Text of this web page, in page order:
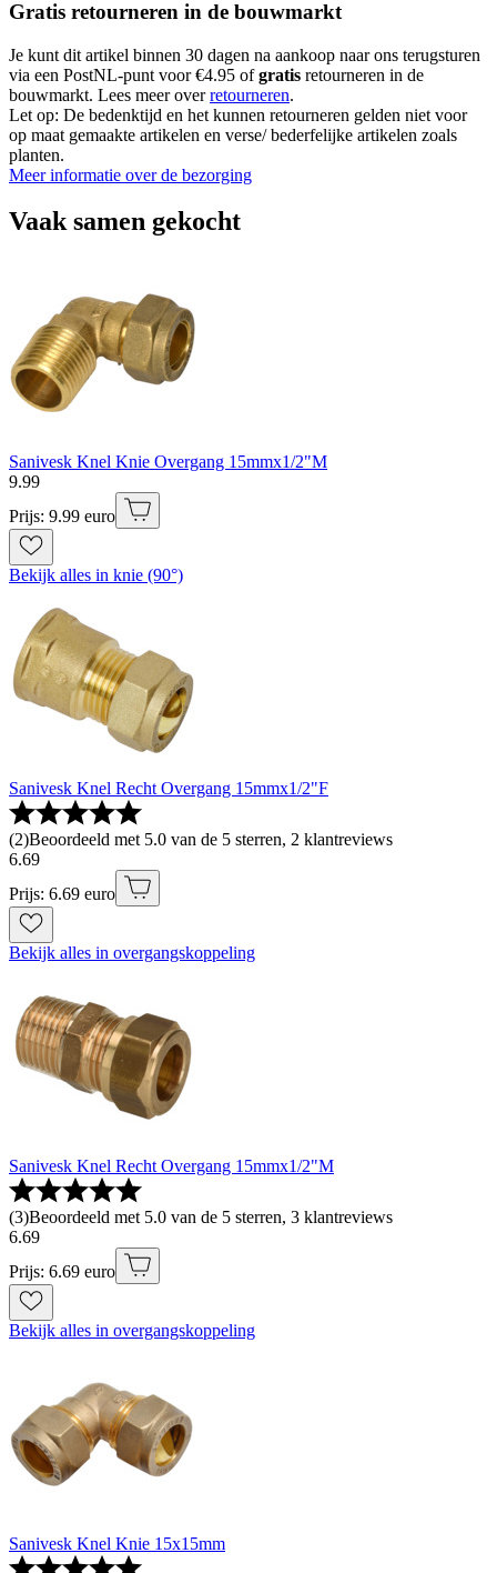
Gratis retourneren in de bouwmarkt
Je kunt dit artikel binnen 30 dagen na aankoop naar ons terugsturen
via een PostNL-punt voor €4.95 ofgratis retourneren in de
bouwmarkt. Lees meer overretourneren.
Let op: De bedenktijd en het kunnen retourneren gelden niet voor
op maat gemaakte artikelen en verse/ bederfelijke artikelen zoals
planten.
Meer informatie over de bezorging
Vaak samen gekocht
Sanivesk Knel Knie Overgang 15mmx1/2"M
9.99
Prijs: 9.99 euro
Bekijk alles in knie (90°)
Sanivesk Knel Recht Overgang 15mmx1/2"F
(2)Beoordeeld met 5.0 van de 5 sterren, 2 klantreviews
6.69
Prijs: 6.69 euro
Bekijk alles in overgangskoppeling
Sanivesk Knel Recht Overgang 15mmx1/2"M
(3)Beoordeeld met 5.0 van de 5 sterren, 3 klantreviews
6.69
Prijs: 6.69 euro
Bekijk alles in overgangskoppeling
Sanivesk Knel Knie 15x15mm